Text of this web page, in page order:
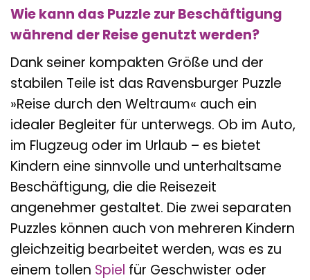
Wie kann das Puzzle zur Beschäftigung
während der Reise genutzt werden?
Dank seiner kompakten Größe und der
stabilen Teile ist das Ravensburger Puzzle
»Reise durch den Weltraum« auch ein
idealer Begleiter für unterwegs. Ob im Auto,
im Flugzeug oder im Urlaub – es bietet
Kindern eine sinnvolle und unterhaltsame
Beschäftigung, die die Reisezeit
angenehmer gestaltet. Die zwei separaten
Puzzles können auch von mehreren Kindern
gleichzeitig bearbeitet werden, was es zu
einem tollen Spiel für Geschwister oder